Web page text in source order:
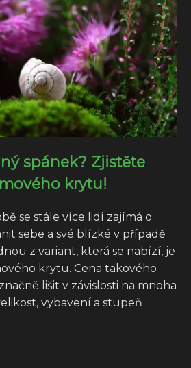
spánek? Zjistěte
krytu!
se stále více lidí zajímá o
sebe a své blízké v případě
z variant, která se nabízí, je
krytu. Cena takového
lišit v závislosti na mnoha
vybavení a stupeň